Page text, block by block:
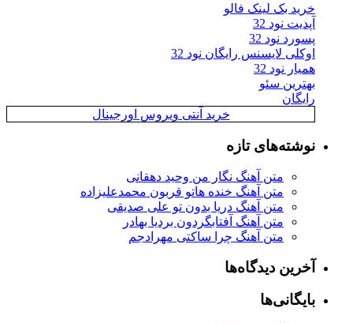
خرید بک لینک فالو
آپدیت نود 32
پسورد نود 32
اوکلی لایسنس رایگان نود 32
همیار نود 32
بهترین سئو
رایگان
خرید آنتی ویروس اورجینال
نوشته‌های تازه
متن آهنگ نگار من وحید دهقانی
متن آهنگ خنده هاتو قربون محمدعلیزاده
متن آهنگ دریا بدون تو علی صدیقی
متن آهنگ آفتابگردون بردیا بهادر
متن آهنگ چرا ساکتی مهرادجم
آخرین دیدگاه‌ها
بایگانی‌ها